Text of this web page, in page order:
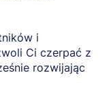
i
Ci czerpać z
rozwijając